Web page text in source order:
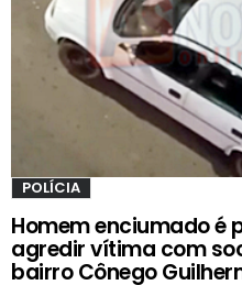
POLÍCIA
Homem enciumado é
agredir vítima com
bairro Cônego